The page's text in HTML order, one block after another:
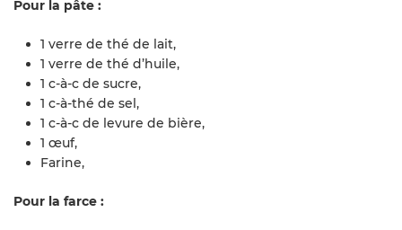
Pour la pâte :
1 verre de thé de lait,
1 verre de thé d’huile,
1 c-à-c de sucre,
1 c-à-thé de sel,
1 c-à-c de levure de bière,
1 œuf,
Farine,
Pour la farce :